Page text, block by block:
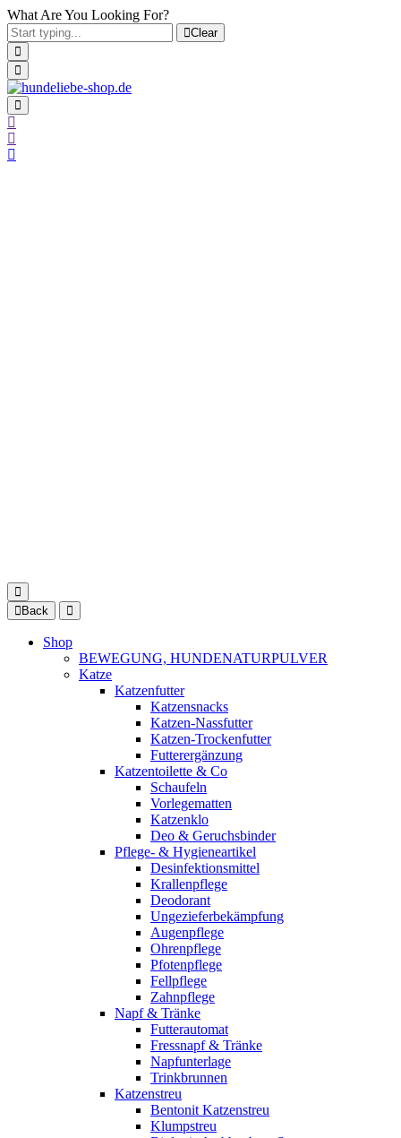
What Are You Looking For?
Clear
Back
Shop
BEWEGUNG, HUNDENATURPULVER
Katze
Katzenfutter
Katzensnacks
Katzen-Nassfutter
Katzen-Trockenfutter
Futterergänzung
Katzentoilette & Co
Schaufeln
Vorlegematten
Katzenklo
Deo & Geruchsbinder
Pflege- & Hygieneartikel
Desinfektionsmittel
Krallenpflege
Deodorant
Ungezieferbekämpfung
Augenpflege
Ohrenpflege
Pfotenpflege
Fellpflege
Zahnpflege
Napf & Tränke
Futterautomat
Fressnapf & Tränke
Napfunterlage
Trinkbrunnen
Katzenstreu
Bentonit Katzenstreu
Klumpstreu